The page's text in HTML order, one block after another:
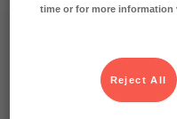
Våra
Läs inspirerande
ta del av
time or for more
Reject All